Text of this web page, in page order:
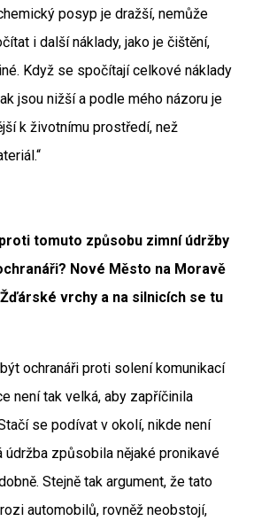
posyp je dražší, nemůže
i další náklady, jako je čištění,
Když se spočítají celkové náklady
jsou nižší a podle mého názoru je
k životnímu prostředí, než
tomuto způsobu zimní údržby
Nové Město na Moravě
vrchy a na silnicích se tu
ochranáři proti solení komunikací
není tak velká, aby zapříčinila
se podívat v okolí, nikde není
údržba způsobila nějaké pronikavé
Stejně tak argument, že tato
automobilů, rovněž neobstojí,